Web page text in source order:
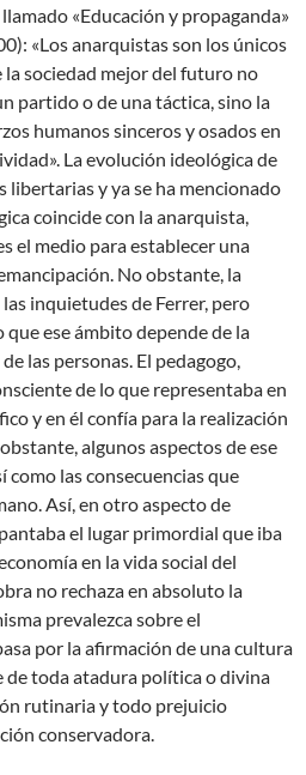
«Educación y propaganda»
«Los anarquistas son los únicos
sociedad mejor del futuro no
partido o de una táctica, sino la
humanos sinceros y osados en
La evolución ideológica de
libertarias y ya se ha mencionado
coincide con la anarquista,
el medio para establecer una
No obstante, la
inquietudes de Ferrer, pero
ese ámbito depende de la
las personas. El pedagogo,
de lo que representaba en
y en él confía para la realización
algunos aspectos de ese
las consecuencias que
Así, en otro aspecto de
el lugar primordial que iba
en la vida social del
no rechaza en absoluto la
prevalezca sobre el
por la afirmación de una cultura
de toda atadura política o divina
rutinaria y todo prejuicio
conservadora.